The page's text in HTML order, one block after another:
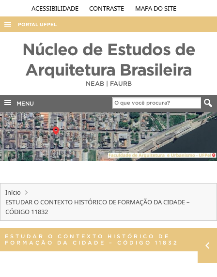
ACESSIBILIDADE CONTRASTE MAPA DO SITE
PORTAL UFPEL
AUDITORIA
COBALTO
EDITAIS
INTERNACIONAL
OUVIDORIA
PORTARIAS
Núcleo de Estudos de
Arquitetura Brasileira
NEAB | FAURB
MENU
Início
ESTUDAR O CONTEXTO HISTÓRICO DE FORMAÇÃO DA CIDADE –
CÓDIGO 11832
ESTUDAR O CONTEXTO HISTÓRICO DE
FORMAÇÃO DA CIDADE – CÓDIGO 11832